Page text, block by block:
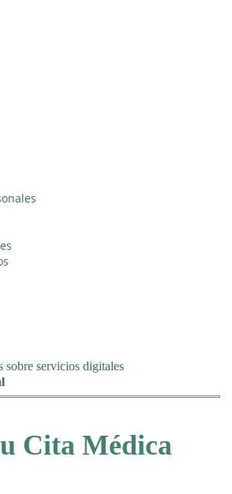
sobre servicios digitales
Cita Médica